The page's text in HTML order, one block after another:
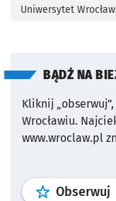
Uniwersytet
BĄDŹ NA
Kliknij
Wrocławiu.
www.wroclaw.pl
Obserwuj